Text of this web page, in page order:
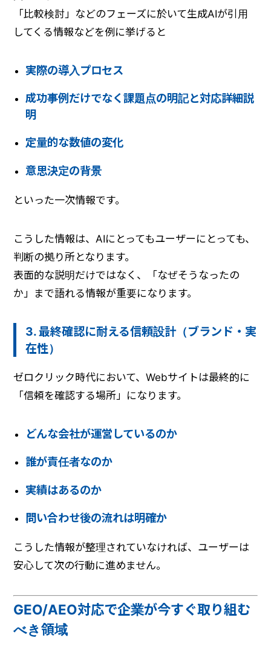
「比較検討」などのフェーズに於いて生成AIが引用
してくる情報などを例に挙げると
実際の導入プロセス
成功事例だけでなく課題点の明記と対応詳細説
明
定量的な数値の変化
意思決定の背景
といった一次情報です。
こうした情報は、AIにとってもユーザーにとっても、
判断の拠り所となります。
表面的な説明だけではなく、「なぜそうなったの
か」まで語れる情報が重要になります。
3. 最終確認に耐える信頼設計（ブランド・実
在性）
ゼロクリック時代において、Webサイトは最終的に
「信頼を確認する場所」になります。
どんな会社が運営しているのか
誰が責任者なのか
実績はあるのか
問い合わせ後の流れは明確か
こうした情報が整理されていなければ、ユーザーは
安心して次の行動に進めません。
GEO/AEO対応で企業が今すぐ取り組む
べき領域